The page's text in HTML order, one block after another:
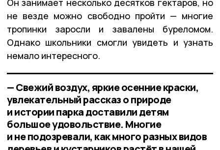
Он занимает несколько десятков гектаров, но
не везде можно свободно пройти — многие
тропинки заросли и завалены буреломом.
Однако школьники смогли увидеть и узнать
немало интересного.
— Свежий воздух, яркие осенние краски,
увлекательный рассказ о природе
и истории парка доставили детям
большое удовольствие. Многие
и не подозревали, как много разных видов